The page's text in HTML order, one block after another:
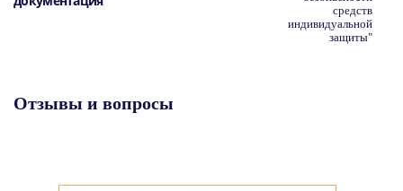
средств
индивидуальной
защиты"
Отзывы и вопросы